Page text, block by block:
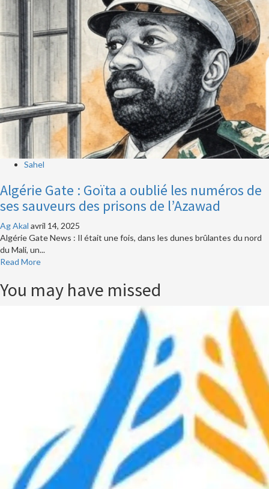
Sahel
Algérie Gate : Goïta a oublié les numéros de
ses sauveurs des prisons de l’Azawad
Ag Akal avril 14, 2025
Algérie Gate News : Il était une fois, dans les dunes brûlantes du nord
du Mali, un...
Read MoreRead
about
Algérie
prisons
de
l’Azawad
You may have missed